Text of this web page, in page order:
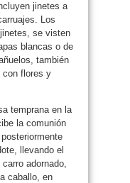
jinetes a
Los
se visten
blancas o de
también
con flores y
temprana en la
la comunión
llevando el
adornado,
caballo, en